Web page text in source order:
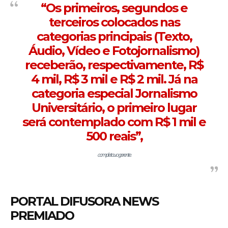
“Os primeiros, segundos e
terceiros colocados nas
categorias principais (Texto,
Áudio, Vídeo e Fotojornalismo)
receberão, respectivamente, R$
4 mil, R$ 3 mil e R$ 2 mil. Já na
categoria especial Jornalismo
Universitário, o primeiro lugar
será contemplado com R$ 1 mil e
500 reais”,
completou o gerente.
PORTAL DIFUSORA NEWS
PREMIADO